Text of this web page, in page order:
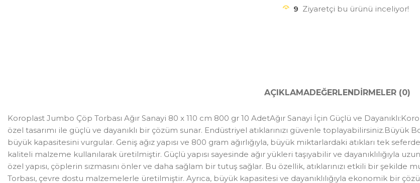
9 Ziyaretçi bu ürünü inceliyor!
AÇIKLAMADEĞERLENDIRMELER (0)
Koroplast Jumbo Çöp Torbası Ağır Sanayi 80 x 110 cm 800 gr 10 AdetAğır Sanayi İçin Güçlü ve
özel tasarımı ile güçlü ve dayanıklı bir çözüm sunar. Endüstriyel atıklarınızı güvenle toplayabilirsiniz.Büyük
büyük kapasitesini vurgular. Geniş ağız yapısı ve 800 gram ağırlığıyla, büyük miktarlardaki atıkları tek
kaliteli malzeme kullanılarak üretilmiştir. Güçlü yapısı sayesinde ağır yükleri taşıyabilir ve dayanıklılığıyla
özel yapısı, çöplerin sızmasını önler ve daha sağlam bir tutuş sağlar. Bu özellik, atıklarınızı etkili bir
Torbası, çevre dostu malzemelerle üretilmiştir. Ayrıca, büyük kapasitesi ve dayanıklılığıyla ekonomik bir